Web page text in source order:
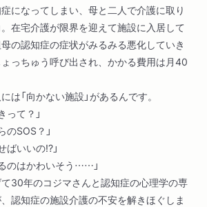
になってしまい、母と二人で介護に取り
在宅介護が限界を迎えて施設に入居して
の認知症の症状がみるみる悪化していき
っちゅう呼び出され、かかる費用は月40
は「向かない施設」があるんです。
って？」
のSOS？」
ばいいの!?」
のはかわいそう……」
30年のコジマさんと認知症の心理学の専
認知症の施設介護の不安を解きほぐしま